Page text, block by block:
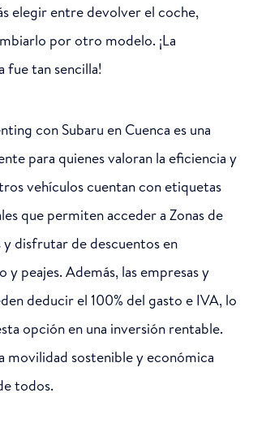
elegir entre devolver el coche,
por otro modelo. ¡La
fue tan sencilla!
con Subaru en Cuenca es una
para quienes valoran la eficiencia y
vehículos cuentan con etiquetas
que permiten acceder a Zonas de
y disfrutar de descuentos en
y peajes. Además, las empresas y
deducir el 100% del gasto e IVA, lo
opción en una inversión rentable.
movilidad sostenible y económica
todos.